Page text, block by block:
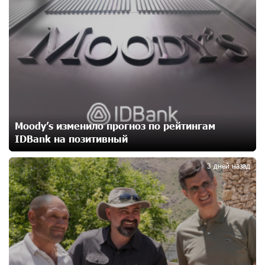
независимого Азербайджана. Аршак Карапетян
12 дней назад
Бывший премьер-министр Словакии обратился к
президенту страны с просьбой содействовать
освобождению армянских заключенных,
Против кого вооружается Азербайджан? Аршак
Карапетян
16 дней назад
При поддержке Ucom в спортивной школе Вайка
установлена солнечная электростанция мощностью
15 кВт
16 дней назад
Новые финансовые навыки на «Давидбекских
Moody’s изменило прогноз по рейтингам
IDBank на позитивный
3 дней назад
3